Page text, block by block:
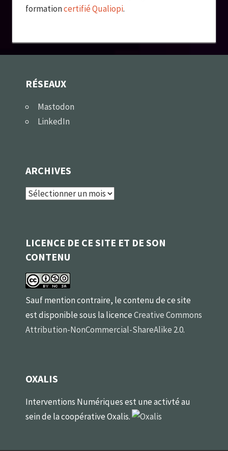
formationcertifié Qualiopi.
RÉSEAUX
Mastodon
LinkedIn
ARCHIVES
Archives
LICENCE DE CE SITE ET DE SON
CONTENU
Sauf mention contraire, le contenu de ce site
est disponible sous la licenceCreative Commons
Attribution-NonCommercial-ShareAlike 2.0.
OXALIS
Interventions Numériques est une activté au
sein de la coopérative Oxalis.